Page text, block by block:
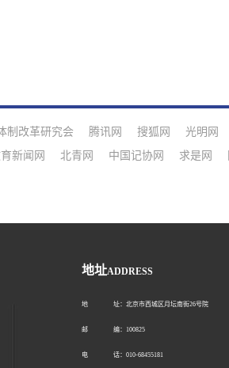
制改革研究会 腾讯网 搜狐网 光明网
新闻网 北青网 中国记协网 求是网
地址ADDRESS
地 址：北京市西城区月坛南街26号院
邮 编：100825
电 话：010-68455181